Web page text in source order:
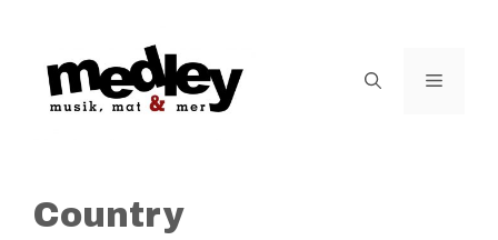
Meny
Country